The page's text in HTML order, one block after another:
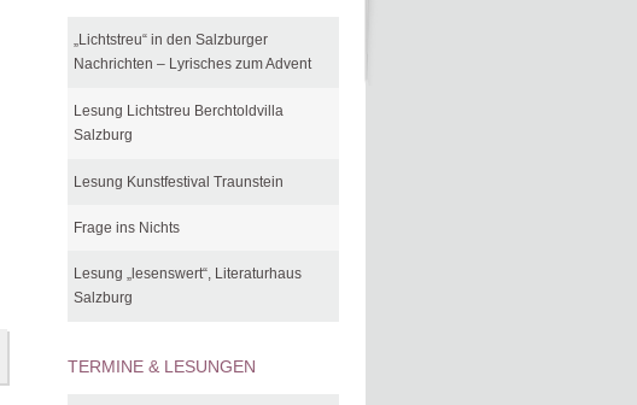
„Lichtstreu“ in den Salzburger
Nachrichten – Lyrisches zum Advent
Lesung Lichtstreu Berchtoldvilla
Salzburg
Lesung Kunstfestival Traunstein
Frage ins Nichts
Lesung „lesenswert“, Literaturhaus
Salzburg
TERMINE & LESUNGEN